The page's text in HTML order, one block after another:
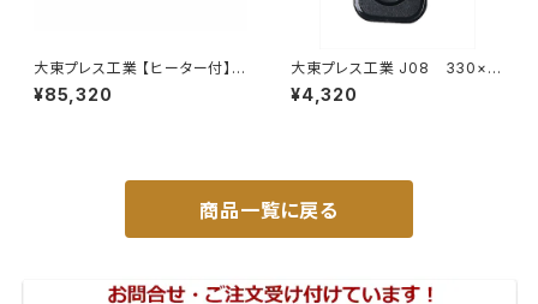
大東プレス工業 【ヒーター付】ハ
イウェイリモコンミラー DI-712
1CXE
¥85,320
大東プレス工業 J08 330×1
70 サイドミラー/バックミラー
L012 黒 DI-7B
¥4,320
商品一覧に戻る